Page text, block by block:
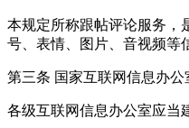
本规定所称跟帖评论服务，
号、表情、图片、音视频等
第三条 国家互联网信息办
各级互联网信息办公室应当